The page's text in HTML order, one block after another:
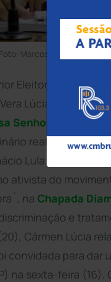
Foto: Marcos Oliveira/
Eleitoral (TSE),
Lúcia Santana
Senhora
, foi alvo
realizado na
Lula da Silva,
ativista do
na Chapada
e
Cármen Lúcia
convidada para dar
na sexta-feira (16).